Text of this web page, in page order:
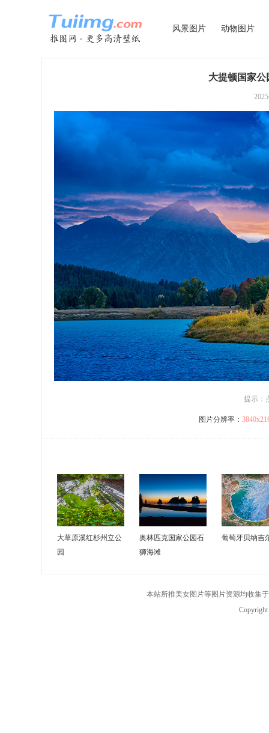
风景图片 动物图片
大提顿国家
提示：
图片分辨率：
大草原溪红杉州立公
园
奥林匹克国家公园石
狮海滩
葡萄牙贝纳吉
本站所推美女图片等图片资源均收集